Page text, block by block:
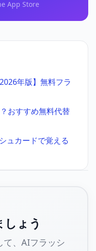
App Store
年版】無料フラ
おすすめ無料代替
ュカードで覚える
ょう
て、AIフラッシ